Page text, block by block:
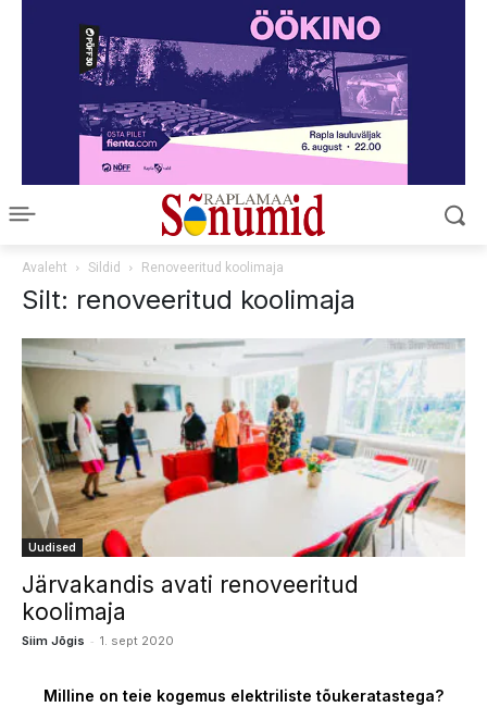
Avaleht Sildid Renoveeritud koolimaja
Silt: renoveeritud koolimaja
Uudised
Järvakandis avati renoveeritud
koolimaja
Siim Jõgis - 1. sept 2020
Milline on teie kogemus elektriliste tõukeratastega?